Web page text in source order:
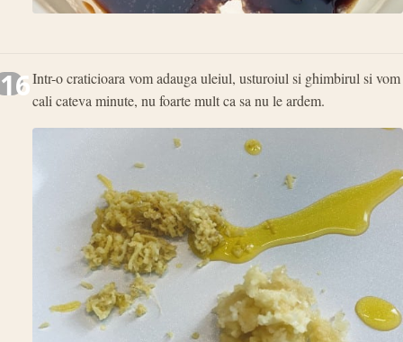
16Intr-o craticioara vom adauga uleiul, usturoiul si ghimbirul si vom
cali cateva minute, nu foarte mult ca sa nu le ardem.